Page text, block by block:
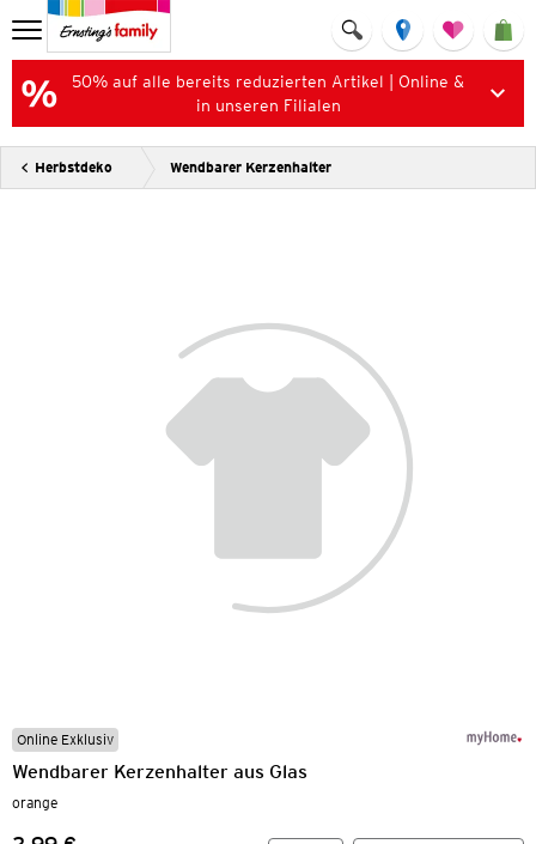
50% auf alle bereits reduzierten Artikel | Online &
in unseren Filialen
Herbstdeko Wendbarer Kerzenhalter
Online Exklusiv
Wendbarer Kerzenhalter aus Glas
orange